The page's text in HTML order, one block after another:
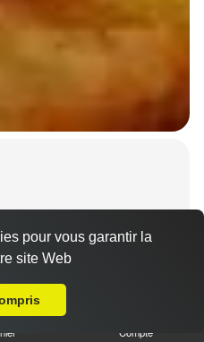
carottes
Compte
pour vous garantir la
site Web